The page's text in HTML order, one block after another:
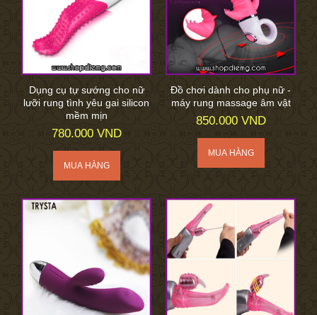
Dụng cụ tự sướng cho nữ
lưỡi rung tình yêu gai silicon
mềm mịn
780.000 VND
Đồ chơi dành cho phụ nữ -
máy rung massage âm vật
850.000 VND